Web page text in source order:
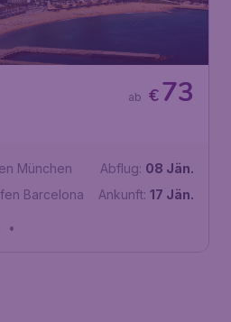
€73
ab
München
Barcelona
Abflug: 08 Jän.
Ankunft: 17 Jän.
•